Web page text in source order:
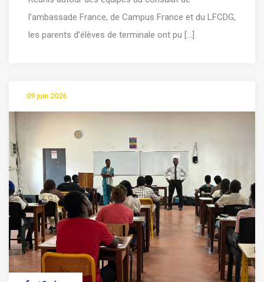
l'ambassade France, de Campus France et du LFCDG,
les parents d’élèves de terminale ont pu [...]
09 juin 2026